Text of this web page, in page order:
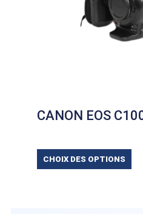
CANON EOS
CHOIX DES OPTIONS